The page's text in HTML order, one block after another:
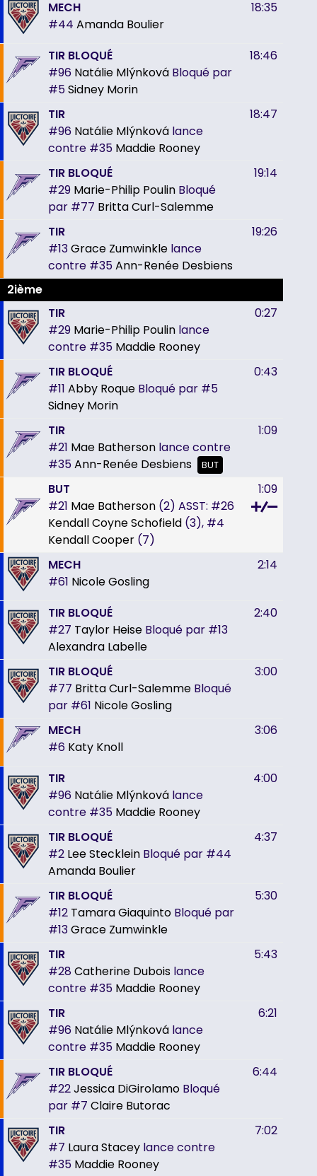
MECH
#44 Amanda Boulier
18:35
TIR BLOQUÉ
#96 Natálie Mlýnková Bloqué par
#5Sidney Morin
18:46
TIR
#96 Natálie Mlýnková lance
contre #35 Maddie Rooney
18:47
TIR BLOQUÉ
#29 Marie-Philip Poulin Bloqué
par #77 Britta Curl-Salemme
19:14
TIR
#13Grace Zumwinkle lance
contre #35Ann-Renée Desbiens
19:26
2ième
TIR
#29 Marie-Philip Poulin lance
contre #35 Maddie Rooney
0:27
TIR BLOQUÉ
#11 Abby Roque Bloqué par #5
Sidney Morin
0:43
TIR
#21 Mae Batherson lance contre
#35Ann-Renée Desbiens BUT
1:09
BUT
#21 Mae Batherson (2) ASST: #26
Kendall Coyne Schofield (3), #4
Kendall Cooper (7)
1:09
MECH
#61 Nicole Gosling
2:14
TIR BLOQUÉ
#27 Taylor Heise Bloqué par #13
Alexandra Labelle
2:40
TIR BLOQUÉ
#77 Britta Curl-Salemme Bloqué
par #61 Nicole Gosling
3:00
MECH
#6 Katy Knoll
3:06
TIR
#96 Natálie Mlýnková lance
contre #35 Maddie Rooney
4:00
TIR BLOQUÉ
#2 Lee Stecklein Bloqué par #44
Amanda Boulier
4:37
TIR BLOQUÉ
#12 Tamara Giaquinto Bloqué par
#13Grace Zumwinkle
5:30
TIR
#28 Catherine Dubois lance
contre #35 Maddie Rooney
5:43
TIR
#96 Natálie Mlýnková lance
contre #35 Maddie Rooney
6:21
TIR BLOQUÉ
#22Jessica DiGirolamo Bloqué
par #7 Claire Butorac
6:44
TIR
#7 Laura Stacey lance contre
#35 Maddie Rooney
7:02